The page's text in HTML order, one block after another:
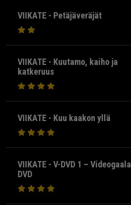
VIIKATE - Petäjäveräjät
VIIKATE - Kuutamo, kaiho ja
katkeruus
VIIKATE - Kuu kaakon yllä
VIIKATE - V-DVD 1 – Videogaala
DVD